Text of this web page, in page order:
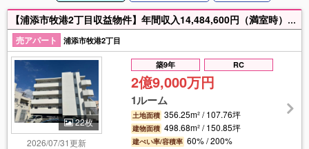
【浦添市牧港2丁目収益物件】年間収入14,484,600円（満室時）、表面利回り4.99％◎人気のエリア浦添市牧港2丁目の売アパート物件♪設備も充実、1R×全20世帯の築浅の1棟アパート。学校や商業施設も近く、入居者に選ばれる立地です♪
売アパート
浦添市牧港2丁目
22枚
2026/07/31更新
築9年 RC
2億9,000万円
1ルーム
土地面積 356.25m² / 107.76坪
建物面積 498.68m² / 150.85坪
建ぺい率/容積率 60% / 200%